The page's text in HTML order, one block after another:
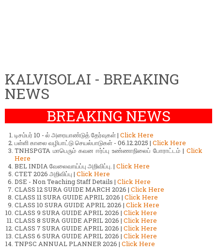
KALVISOLAI - BREAKING
NEWS
BREAKING NEWS
டிசம்பர் 10 - ல் அரையாண்டுத் தேர்வுகள் | Click Here
பள்ளி காலை வழிபாட்டு செயல்பாடுகள் - 06.12.2025 | Click Here
TNHSPGTA மாபெரும் கவன ஈர்ப்பு உண்ணாநிலைப் போராட்டம் | Click
Here
BEL INDIA வேலைவாய்ப்பு அறிவிப்பு. | Click Here
CTET 2026 அறிவிப்பு | Click Here
DSE - Non Teaching Staff Details | Click Here
CLASS 12 SURA GUIDE MARCH 2026 | Click Here
CLASS 11 SURA GUIDE APRIL 2026 | Click Here
CLASS 10 SURA GUIDE APRIL 2026 | Click Here
CLASS 9 SURA GUIDE APRIL 2026 | Click Here
CLASS 8 SURA GUIDE APRIL 2026 | Click Here
CLASS 7 SURA GUIDE APRIL 2026 | Click Here
CLASS 6 SURA GUIDE APRIL 2026 | Click Here
TNPSC ANNUAL PLANNER 2026 | Click Here